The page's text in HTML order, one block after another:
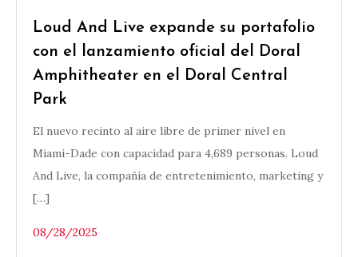
Loud And Live expande su portafolio
con el lanzamiento oficial del Doral
Amphitheater en el Doral Central
Park
El nuevo recinto al aire libre de primer nivel en
Miami-Dade con capacidad para 4,689 personas. Loud
And Live, la compañía de entretenimiento, marketing y
[…]
08/28/2025